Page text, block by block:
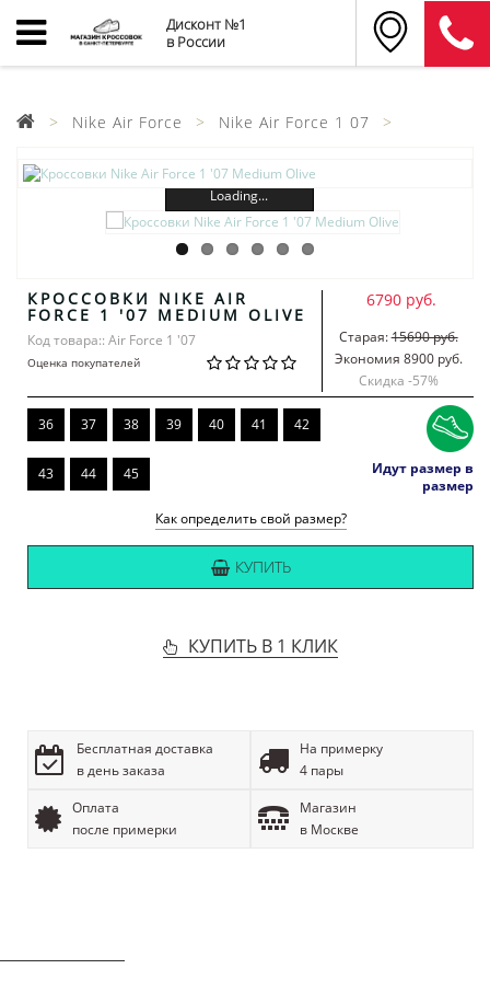
Дисконт №1
в России
Nike Air Force Nike Air Force 1 07
Loading...
КРОССОВКИ NIKE AIR
FORCE 1 '07 MEDIUM OLIVE
Код товара:: Air Force 1 '07
Оценка покупателей
6790 руб.
Старая:15690 руб.
Экономия 8900 руб.
Скидка -57%
36 37 38 39 40 41 42
43 44 45
Идут размер в
размер
Как определить свой размер?
КУПИТЬ
КУПИТЬ В 1 КЛИК
Бесплатная доставка
в день заказа
На примерку
4 пары
Оплата
после примерки
Магазин
в Москве